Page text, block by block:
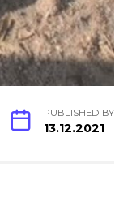
PUBLISHED BY
13.12.2021